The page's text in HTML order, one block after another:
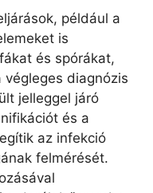
például a
is
és spórákat,
diagnózis
jelleggel járó
és a
az infekció
felmérését.